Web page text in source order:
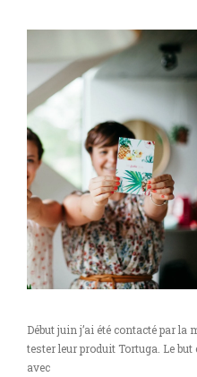
Menu
nominettes
avec
Lindsay
Zébier.
Début juin j’ai été contacté par la
tester leur produit Tortuga. Le
avec